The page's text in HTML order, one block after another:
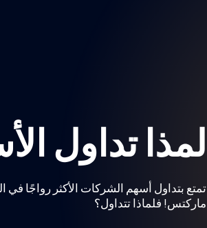
لمذا تداول
تمتع بتداول أسهم الشركات الأكثر رواجًا في
ماركتس! فلماذا تتداول؟